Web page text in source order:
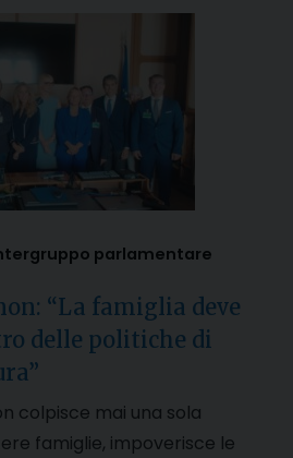
parlamentare
“La famiglia deve
delle politiche di
colpisce mai una sola
famiglie, impoverisce le